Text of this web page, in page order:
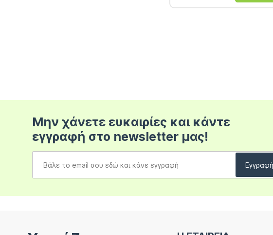
Μην χάνετε ευκαιρίες και κάντε
εγγραφή στο newsletter μας!